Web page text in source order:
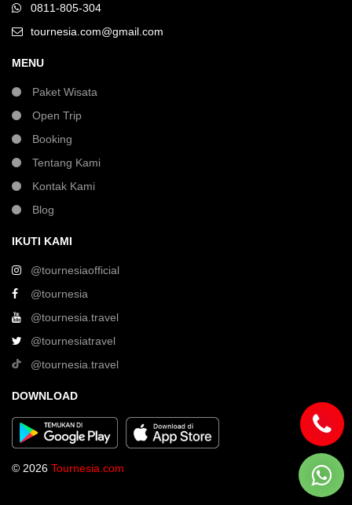
0811-805-304
tournesia.com@gmail.com
MENU
Paket Wisata
Open Trip
Booking
Tentang Kami
Kontak Kami
Blog
IKUTI KAMI
@tournesiaofficial
@tournesia
@tournesia.travel
@tournesiatravel
@tournesia.travel
DOWNLOAD
© 2026 Tournesia.com